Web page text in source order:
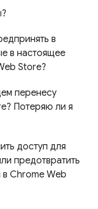
в
в настоящее
Store?
перенесу
Потеряю ли я
доступ для
предотвратить
Chrome Web